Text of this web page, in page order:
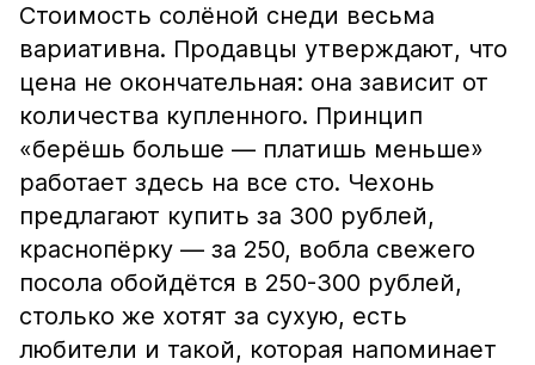
Стоимость солёной снеди весьма
вариативна. Продавцы утверждают, что
цена не окончательная: она зависит от
количества купленного. Принцип
«берёшь больше — платишь меньше»
работает здесь на все сто. Чехонь
предлагают купить за 300 рублей,
краснопёрку — за 250, вобла свежего
посола обойдётся в 250-300 рублей,
столько же хотят за сухую, есть
любители и такой, которая напоминает